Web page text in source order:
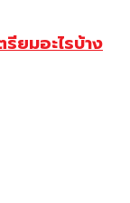
ยมอะไรบ้าง